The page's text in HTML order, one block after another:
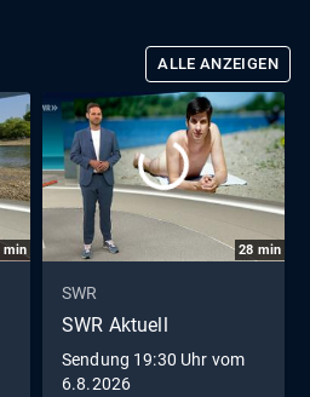
ALLE ANZEIGEN
min 28 min
SWR
SWR Aktuell
Sendung 19:30 Uhr vom
6.8.2026